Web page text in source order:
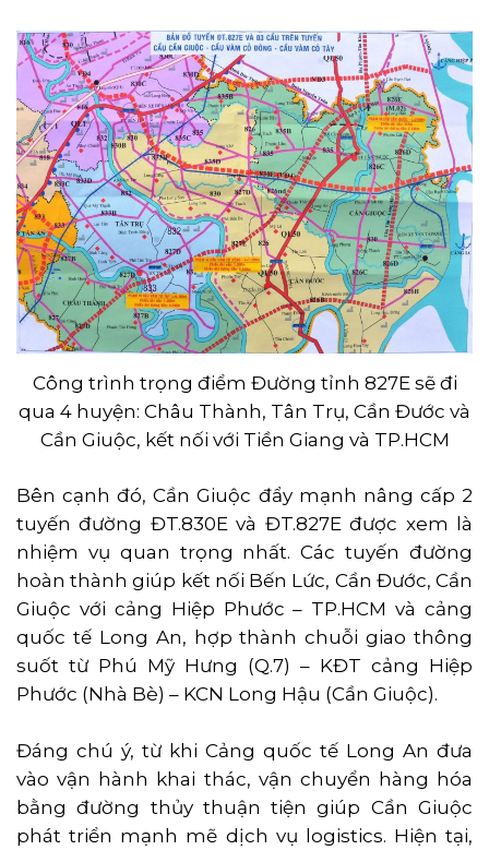
Công trình trọng điểm Đường tỉnh 827E sẽ đi
qua 4 huyện: Châu Thành, Tân Trụ, Cần Đước và
Cần Giuộc, kết nối với Tiền Giang và TP.HCM
Bên cạnh đó, Cần Giuộc đẩy mạnh nâng cấp 2
tuyến đường ĐT.830E và ĐT.827E được xem là
nhiệm vụ quan trọng nhất. Các tuyến đường
hoàn thành giúp kết nối Bến Lức, Cần Đước, Cần
Giuộc với cảng Hiệp Phước – TP.HCM và cảng
quốc tế Long An, hợp thành chuỗi giao thông
suốt từ Phú Mỹ Hưng (Q.7) – KĐT cảng Hiệp
Phước (Nhà Bè) – KCN Long Hậu (Cần Giuộc).
Đáng chú ý, từ khi Cảng quốc tế Long An đưa
vào vận hành khai thác, vận chuyển hàng hóa
bằng đường thủy thuận tiện giúp Cần Giuộc
phát triển mạnh mẽ dịch vụ logistics. Hiện tại,